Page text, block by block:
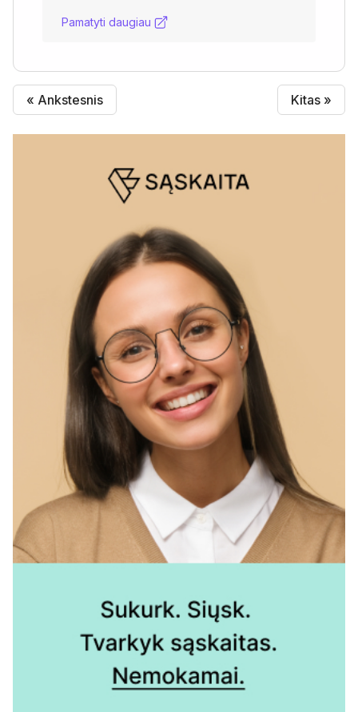
Pamatyti daugiau
« Ankstesnis Kitas »